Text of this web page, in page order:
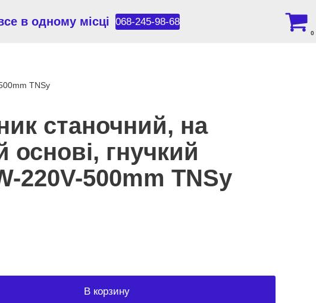
в одному місці 068-245-98-68
0
TNSy
станочний, на
основі, гнучкий
220V-500mm TNSy
В корзину